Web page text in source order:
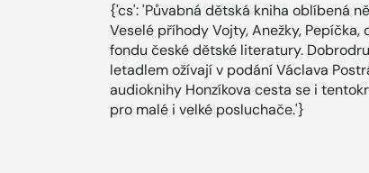
{'cs': 'Půvabná dětská kniha oblíbená
Veselé příhody Vojty, Anežky,
fondu české dětské literatury.
letadlem ožívají v podání Václava
audioknihy Honzíkova cesta se i
pro malé i velké posluchače.'}